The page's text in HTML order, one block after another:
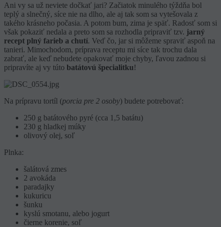
Ani vy sa už neviete dočkať jari? Začiatok minulého týždňa bol
teplý a slnečný, síce nie na dlho, ale aj tak som sa vytešovala z
takého krásneho počasia. A potom bum, zima je späť. Radosť som si
však pokaziť nedala a preto som sa rozhodla pripraviť tzv. jarný
recept plný farieb a chutí. Veď čo, jar si môžeme spraviť aspoň na
tanieri. Mimochodom, príprava receptu mi síce tak trochu dala
zabrať, ale keď nebudete opakovať moje chyby, ľavou zadnou si
pripravíte aj vy túto batátovú špecialitku!
Na prípravu tortíl (porcia pre 2 osoby) budete potrebovať:
250 g batátového pyré (cca 1,5 batátu)
230 g hladkej múky
olivový olej, soľ
Plnka:
šalátová zmes
2 avokáda
paradajky
kukuricu
šunku
kyslú smotanu, alebo jogurt
čierne korenie, soľ